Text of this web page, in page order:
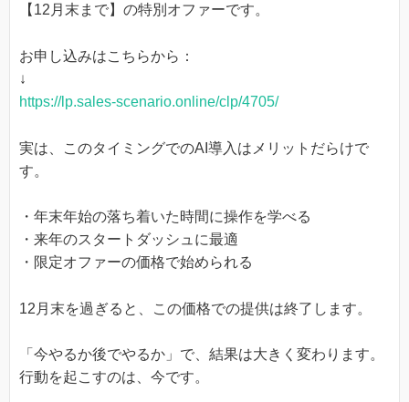
【12月末まで】の特別オファーです。
お申し込みはこちらから：
↓
https://lp.sales-scenario.online/clp/4705/
実は、このタイミングでのAI導入はメリットだらけで
す。
・年末年始の落ち着いた時間に操作を学べる
・来年のスタートダッシュに最適
・限定オファーの価格で始められる
12月末を過ぎると、この価格での提供は終了します。
「今やるか後でやるか」で、結果は大きく変わります。
行動を起こすのは、今です。